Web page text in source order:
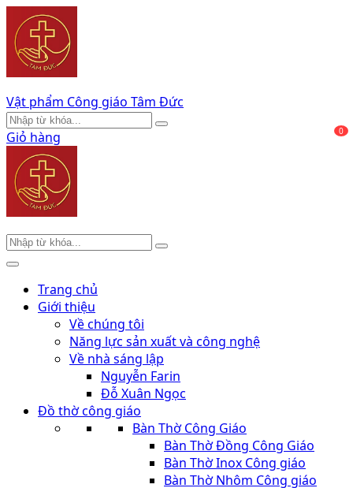
Vật phẩm Công giáo Tâm Đức
Giỏ hàng 0
Trang chủ
Giới thiệu
Về chúng tôi
Năng lực sản xuất và công nghệ
Về nhà sáng lập
Nguyễn Farin
Đỗ Xuân Ngọc
Đồ thờ công giáo
Bàn Thờ Công Giáo
Bàn Thờ Đồng Công Giáo
Bàn Thờ Inox Công giáo
Bàn Thờ Nhôm Công giáo